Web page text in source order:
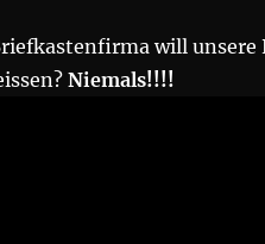
will unsere
Niemals!!!!